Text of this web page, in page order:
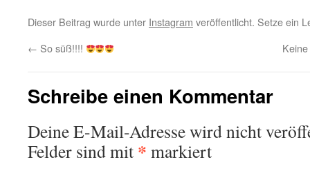
Dieser Beitrag wurde unter Instagram veröffentlicht. Setze ein
← So süß!!!!
Schreibe einen Kommentar
Deine E-Mail-Adresse wird nicht
Felder sind mit * markiert